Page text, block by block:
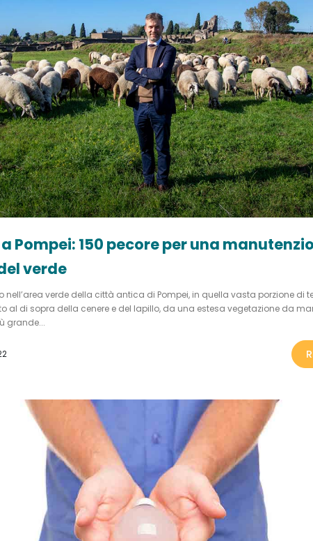
Pompei: 150 pecore per una
verde
nell’area verde della città antica di Pompei, in quella vasta porzione di
al di sopra della cenere e del lapillo, da una estesa vegetazione da
grande...